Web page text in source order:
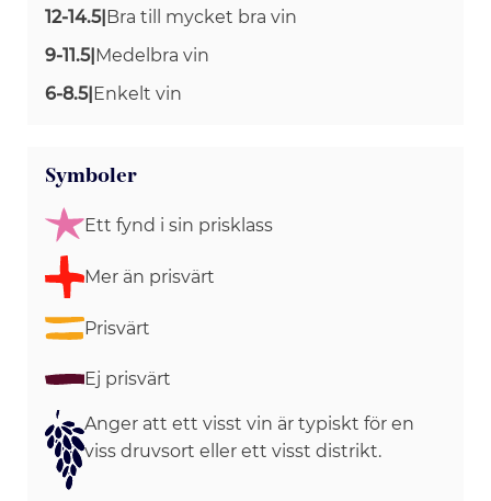
12-14.5|Bra till mycket bra vin
9-11.5|Medelbra vin
6-8.5|Enkelt vin
Symboler
Ett fynd i sin prisklass
Mer än prisvärt
Prisvärt
Ej prisvärt
Anger att ett visst vin är typiskt för en
viss druvsort eller ett visst distrikt.